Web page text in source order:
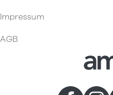
Impressum
AGB